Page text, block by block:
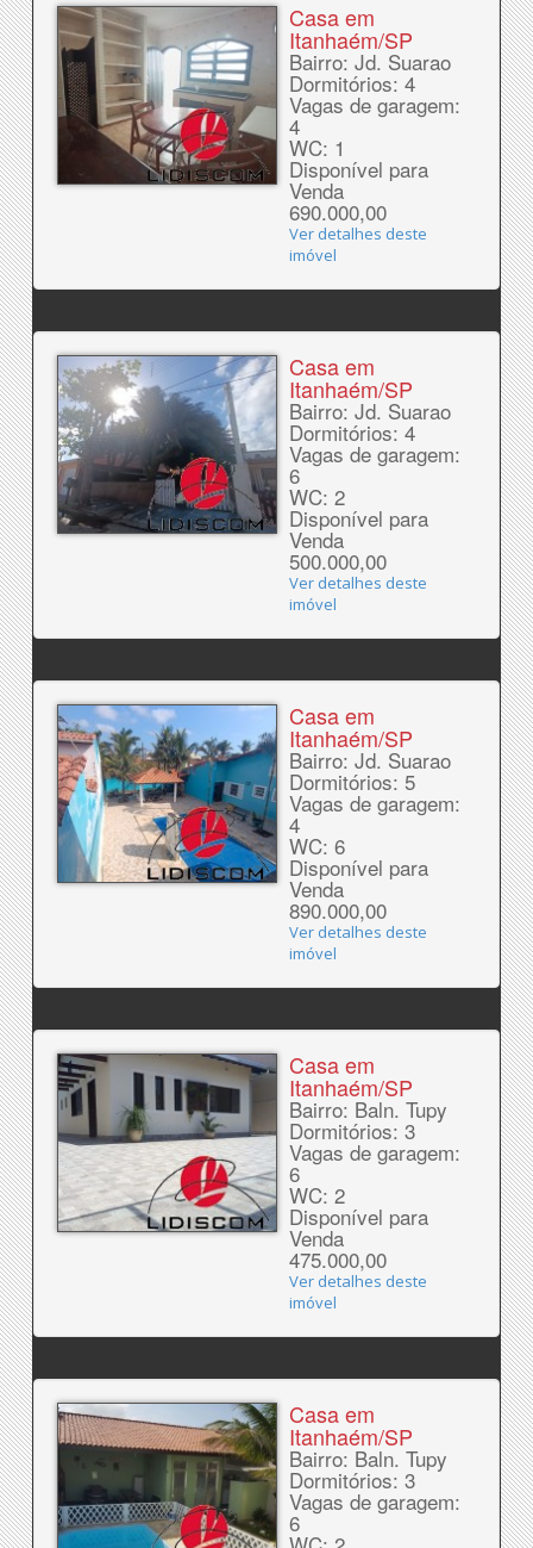
Casa em
Itanhaém/SP
Bairro: Jd. Suarao
Dormitórios: 4
Vagas de garagem:
4
WC: 1
Disponível para
Venda
690.000,00
Ver detalhes deste
imóvel
Casa em
Itanhaém/SP
Bairro: Jd. Suarao
Dormitórios: 4
Vagas de garagem:
6
WC: 2
Disponível para
Venda
500.000,00
Ver detalhes deste
imóvel
Casa em
Itanhaém/SP
Bairro: Jd. Suarao
Dormitórios: 5
Vagas de garagem:
4
WC: 6
Disponível para
Venda
890.000,00
Ver detalhes deste
imóvel
Casa em
Itanhaém/SP
Bairro: Baln. Tupy
Dormitórios: 3
Vagas de garagem:
6
WC: 2
Disponível para
Venda
475.000,00
Ver detalhes deste
imóvel
Casa em
Itanhaém/SP
Bairro: Baln. Tupy
Dormitórios: 3
Vagas de garagem:
6